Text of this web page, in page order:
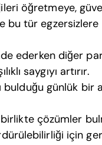
öğretmeye,
bu tür
ederken diğer
saygıyı artırır.
günlük bir
birlikte çözümler
için